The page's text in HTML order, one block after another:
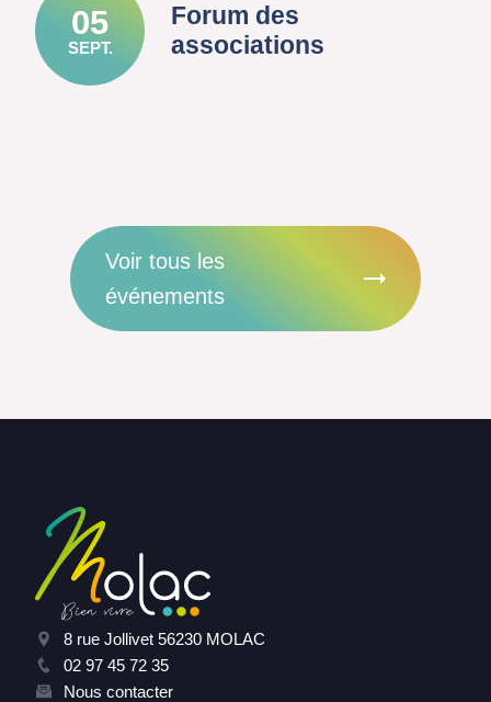
05
SEPT.
Forum des
associations
Voir tous les
événements
8 rue Jollivet 56230 MOLAC
02 97 45 72 35
Nous contacter